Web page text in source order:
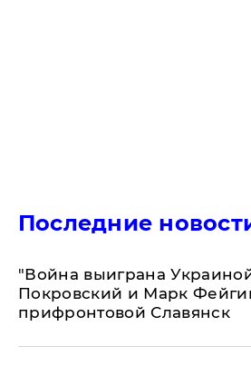
Последние
"Война выиграна
Покровский и Марк
прифронтовой Славянск